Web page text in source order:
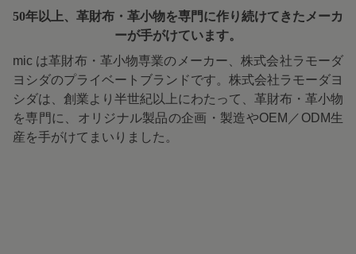
50年以上、革財布・革小物を専門に作り続けてきたメーカ
ーが手がけています。
mic は革財布・革小物専業のメーカー、株式会社ラモーダ
ヨシダのプライベートブランドです。株式会社ラモーダヨ
シダは、創業より半世紀以上にわたって、革財布・革小物
を専門に、オリジナル製品の企画・製造やOEM／ODM生
産を手がけてまいりました。